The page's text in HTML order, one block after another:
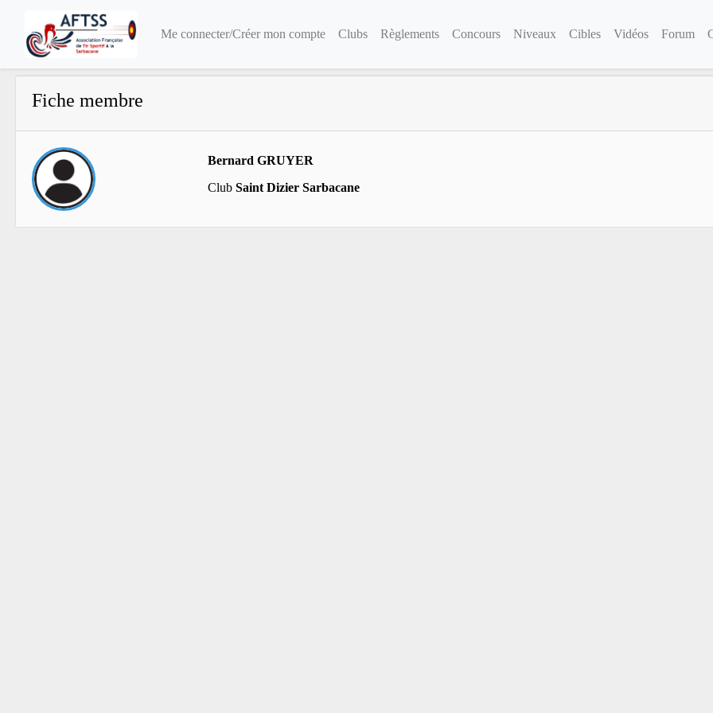
Me connecter/Créer mon compte Clubs Règlements Concours Niveaux Cibles Vidéos Forum
Fiche membre
Bernard GRUYER
Club Saint Dizier Sarbacane